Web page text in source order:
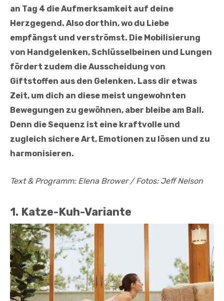
an Tag 4 die Aufmerksamkeit auf deine
Herzgegend. Also dorthin, wo du Liebe
empfängst und verströmst. Die Mobilisierung
von Handgelenken, Schlüsselbeinen und Lungen
fördert zudem die Ausscheidung von
Giftstoffen aus den Gelenken. Lass dir etwas
Zeit, um dich an diese meist ungewohnten
Bewegungen zu gewöhnen, aber bleibe am Ball.
Denn die Sequenz ist eine kraftvolle und
zugleich sichere Art, Emotionen zu lösen und zu
harmonisieren.
Text & Programm: Elena Brower / Fotos: Jeff Nelson
1. Katze-Kuh-Variante